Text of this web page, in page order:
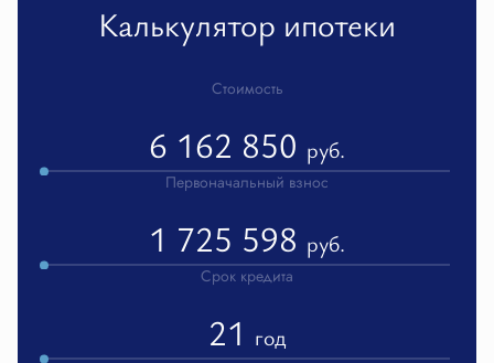
Калькулятор ипотеки
Стоимость
6 162 850 руб.
Первоначальный взнос
1 725 598 руб.
Срок кредита
21 год